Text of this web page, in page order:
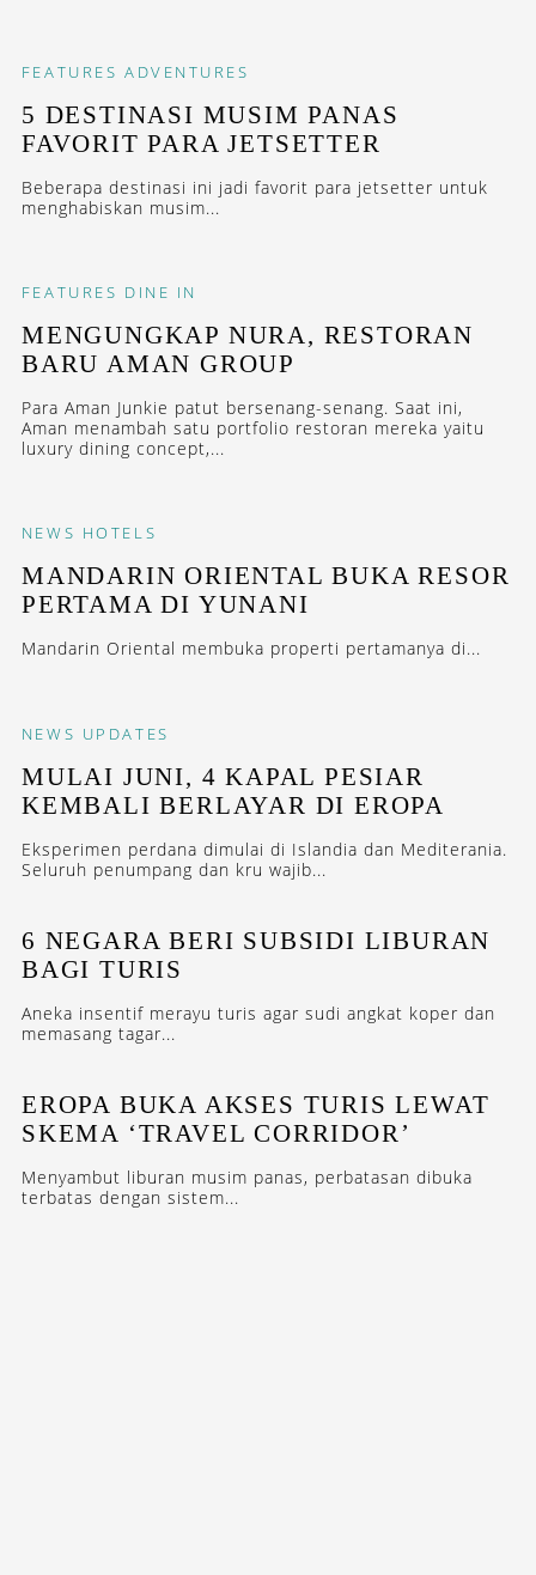
FEATURES ADVENTURES
5 DESTINASI MUSIM PANAS
FAVORIT PARA JETSETTER
Beberapa destinasi ini jadi favorit para jetsetter untuk
menghabiskan musim...
FEATURES DINE IN
MENGUNGKAP NURA, RESTORAN
BARU AMAN GROUP
Para Aman Junkie patut bersenang-senang. Saat ini,
Aman menambah satu portfolio restoran mereka yaitu
luxury dining concept,...
NEWS HOTELS
MANDARIN ORIENTAL BUKA RESOR
PERTAMA DI YUNANI
Mandarin Oriental membuka properti pertamanya di...
NEWS UPDATES
MULAI JUNI, 4 KAPAL PESIAR
KEMBALI BERLAYAR DI EROPA
Eksperimen perdana dimulai di Islandia dan Mediterania.
Seluruh penumpang dan kru wajib...
6 NEGARA BERI SUBSIDI LIBURAN
BAGI TURIS
Aneka insentif merayu turis agar sudi angkat koper dan
memasang tagar...
EROPA BUKA AKSES TURIS LEWAT
SKEMA ‘TRAVEL CORRIDOR’
Menyambut liburan musim panas, perbatasan dibuka
terbatas dengan sistem...